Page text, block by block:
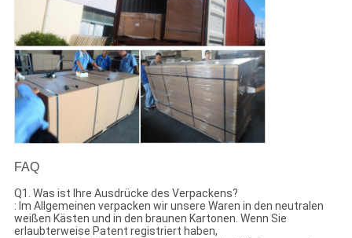
FAQ
Q1. Was ist Ihre Ausdrücke des Verpackens?
: Im Allgemeinen verpacken wir unsere Waren in den neutralen
weißen Kästen und in den braunen Kartonen. Wenn Sie
erlaubterweise Patent registriert haben,